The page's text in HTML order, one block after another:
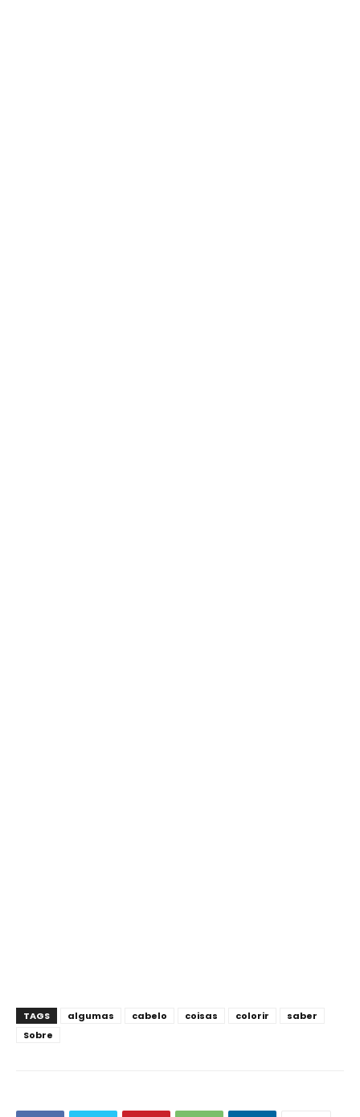
TAGS algumas cabelo coisas colorir
saber
Sobre